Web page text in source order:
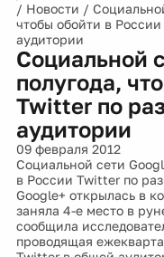
/ Новости /
чтобы обойти в
аудитории
Социальной
полугода,
Twitter по
аудитории
09 февраля 2012
Социальной сети
в России Twitter по
Google+ открылась в
заняла 4-е место в
сообщила
проводящая